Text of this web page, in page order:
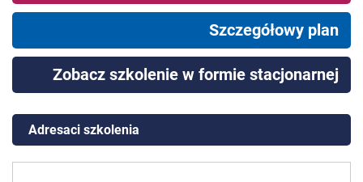
Szczegółowy plan
Zobacz szkolenie w formie stacjonarnej
Adresaci szkolenia